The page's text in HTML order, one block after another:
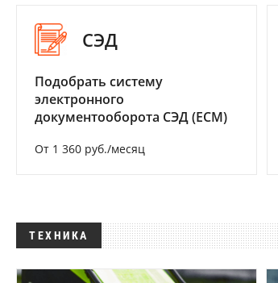
СЭД
Подобрать систему
электронного
документооборота СЭД (ECM)
От 1 360 руб./месяц
ТЕХНИКА